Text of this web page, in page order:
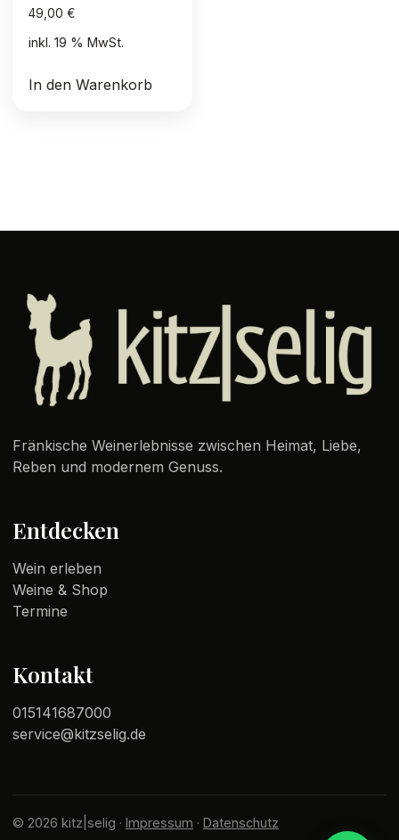
49,00 €
inkl. 19 % MwSt.
In den Warenkorb
Fränkische Weinerlebnisse zwischen Heimat, Liebe,
Reben und modernem Genuss.
Entdecken
Wein erleben
Weine & Shop
Termine
Kontakt
015141687000
service@kitzselig.de
© 2026 kitz|selig · Impressum · Datenschutz